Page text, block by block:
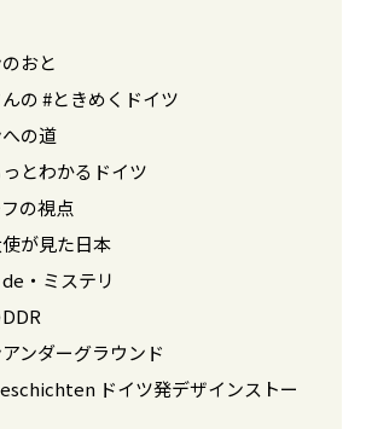
おと
の #ときめくドイツ
の道
とわかるドイツ
の視点
が見た日本
・ミステリ
ンダーグラウンド
ドイツ発デザインストー